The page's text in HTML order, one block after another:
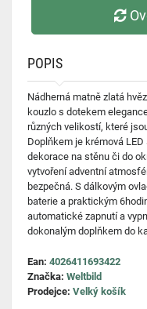
POPIS
Nádherná matně zlatá
kouzlo s dotekem
různých velikostí, které
Doplňkem je krémová
dekorace na stěnu či do
vytvoření adventní
bezpečná. S dálkovým
baterie a praktickým
automatické zapnutí a
dokonalým doplňkem do
Ean: 4026411693422
Značka: Weltbild
Prodejce: Velký košík